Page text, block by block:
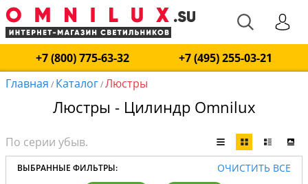
+7 (800) 775-63-32
+7 (495) 255-03-21
Главная / Каталог/Люстры
Люстры - Цилиндр Omnilux
ВЫБРАННЫЕ ФИЛЬТРЫ: ОЧИСТИТЬ ВСЕ